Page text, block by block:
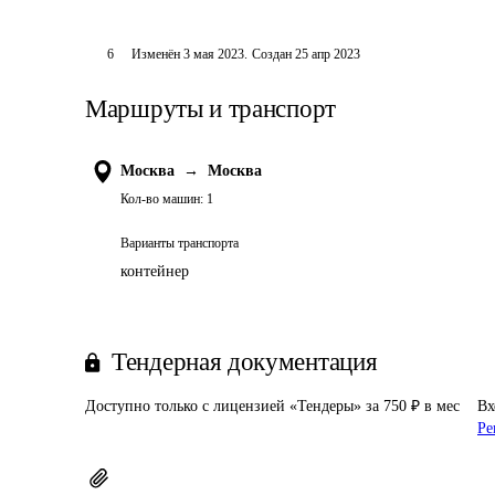
6 Изменён 3 мая 2023. Создан 25 апр 2023
Маршруты и транспорт
Москва → Москва
Кол-во машин: 1
Варианты транспорта
контейнер
Тендерная документация
Доступно только с лицензией «Тендеры» за 750 ₽ в мес